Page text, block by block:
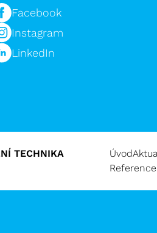
Facebook
Instagram
LinkedIn
TECHNIKA
Úvod
Reference